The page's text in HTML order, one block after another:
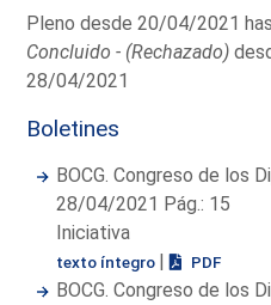
Pleno desde 20/04/2021
Concluido - (Rechazado)
28/04/2021
Boletines
BOCG. Congreso de los
28/04/2021 Pág.: 15
Iniciativa
texto íntegro | PDF
BOCG. Congreso de los